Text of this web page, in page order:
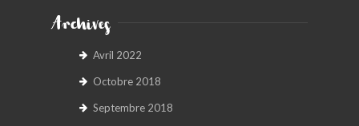
Archives
Avril 2022
Octobre 2018
Septembre 2018